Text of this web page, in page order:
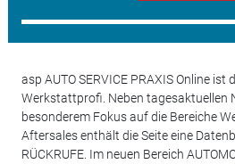
asp AUTO SERVICE PRAXIS Online
Werkstattprofi. Neben tagesaktuellen
besonderem Fokus auf die Bereiche
Aftersales enthält die Seite eine
RÜCKRUFE. Im neuen Bereich